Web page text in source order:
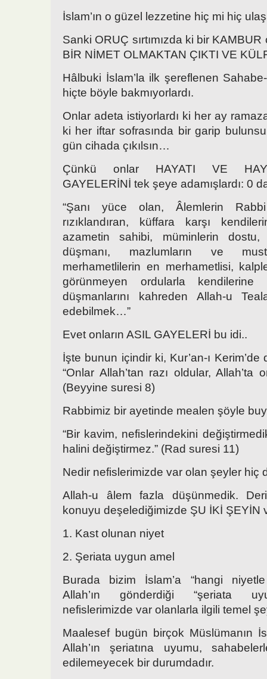
İslam’ın o güzel lezzetine hiç mi hiç
Sanki ORUÇ sırtımızda ki bir
BİR NİMET OLMAKTAN ÇIKTI VE
Hâlbuki İslam’la ilk şereflenen
hiçte böyle bakmıyorlardı.
Onlar adeta istiyorlardı ki her ay
ki her iftar sofrasında bir garip
gün cihada çıkılsın…
Çünkü onlar HAYATI VE
GAYELERİNİ tek şeye adamışlardı: 0
“Şanı yüce olan, Âlemlerin
rızıklandıran, küffara karşı
azametin sahibi, müminlerin dostu,
düşmanı, mazlumların ve
merhametlilerin en merhametlisi,
görünmeyen ordularla
düşmanlarını kahreden Allah-u
edebilmek…”
Evet onların ASIL GAYELERİ bu idi..
İşte bunun içindir ki, Kur’an-ı
“Onlar Allah’tan razı oldular, Allah’ta
(Beyyine suresi 8)
Rabbimiz bir ayetinde mealen şöyle
“Bir kavim, nefislerindekini
halini değiştirmez.” (Rad suresi 11)
Nedir nefislerimizde var olan şeyler hiç
Allah-u âlem fazla düşünmedik.
konuyu deşelediğimizde ŞU İKİ ŞEYİN
1. Kast olunan niyet
2. Şeriata uygun amel
Burada bizim İslam’a “hangi niyetle
Allah’ın gönderdiği “şeriata
nefislerimizde var olanlarla ilgili temel
Maalesef bugün birçok Müslümanın
Allah’ın şeriatına uyumu,
edilemeyecek bir durumdadır.